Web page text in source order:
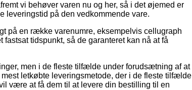
vi behøver varen nu og her, så i det øjemed er
leveringstid på den vedkommende vare.
på en række varenumre, eksempelvis cellugraph
tidspunkt, så de garanteret kan nå at få
men i de fleste tilfælde under forudsætning af at
letkøbte leveringsmetode, der i de fleste tilfælde
være at få dem til at levere din bestilling til en